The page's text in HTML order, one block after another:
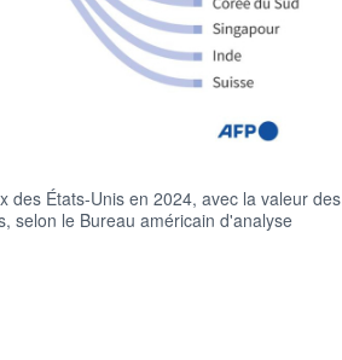
des États-Unis en 2024, avec la valeur des
selon le Bureau américain d'analyse